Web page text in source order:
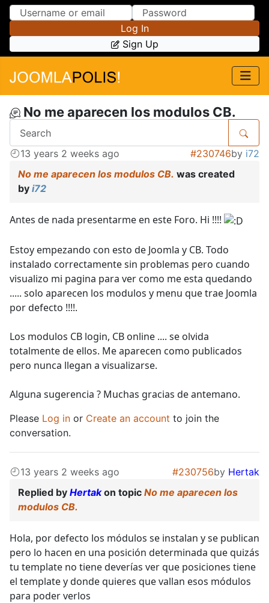
Skip to Content
Skip to Menu
Log In
Sign Up
No me aparecen los modulos CB.
13 years 2 weeks ago #230746by i72
No me aparecen los modulos CB. was created
by i72
Antes de nada presentarme en este Foro. Hi !!!!
Estoy empezando con esto de Joomla y CB. Todo
instalado correctamente sin problemas pero cuando
visualizo mi pagina para ver como me esta quedando
..... solo aparecen los modulos y menu que trae Joomla
por defecto !!!!.
Los modulos CB login, CB online .... se olvida
totalmente de ellos. Me aparecen como publicados
pero nunca llegan a visualizarse.
Alguna sugerencia ? Muchas gracias de antemano.
Please Log in or Create an account to join the
conversation.
13 years 2 weeks ago #230756by Hertak
Replied by Hertakon topic No me aparecen los
modulos CB.
Hola, por defecto los módulos se instalan y se publican
pero lo hacen en una posición determinada que quizás
tu template no tiene deverías ver que posiciones tiene
el template y donde quieres que vallan esos módulos
para poder verlos